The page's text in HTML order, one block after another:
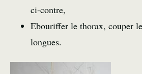
ci-contre,
Ebouriffer le thorax, couper
longues.